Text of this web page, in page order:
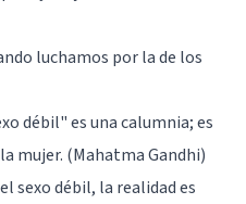
luchamos por la de los
débil" es una calumnia; es
mujer. (Mahatma Gandhi)
sexo débil, la realidad es